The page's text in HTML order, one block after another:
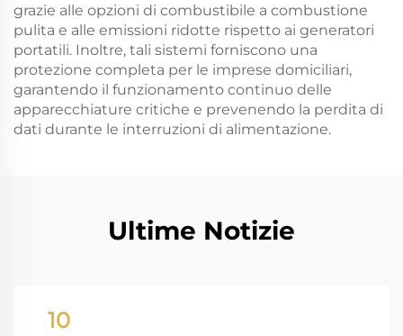
grazie alle opzioni di combustibile a combustione
pulita e alle emissioni ridotte rispetto ai generatori
portatili. Inoltre, tali sistemi forniscono una
protezione completa per le imprese domiciliari,
garantendo il funzionamento continuo delle
apparecchiature critiche e prevenendo la perdita di
dati durante le interruzioni di alimentazione.
Ultime Notizie
10